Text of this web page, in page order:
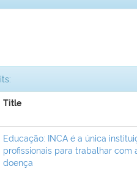
Title
Educação: INCA é a única
profissionais para trabalhar
doença